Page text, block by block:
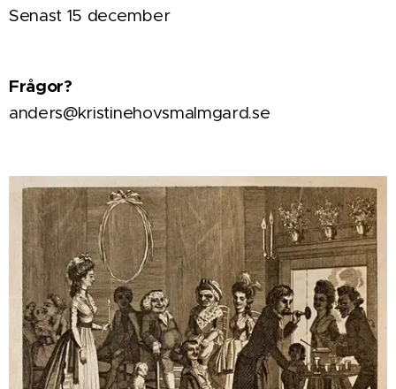
Senast 15 december
Frågor?
anders@kristinehovsmalmgard.se